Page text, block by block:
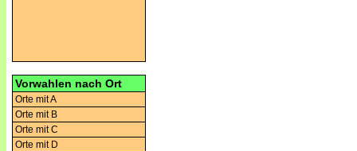
Vorwahlen nach Ort
Orte mit A
Orte mit B
Orte mit C
Orte mit D